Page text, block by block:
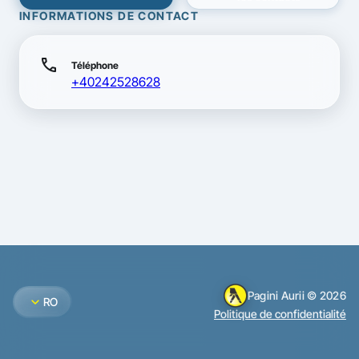
INFORMATIONS DE CONTACT
call Téléphone
+40242528628
expand_more RO
Pagini Aurii © 2026
Politique de confidentialité